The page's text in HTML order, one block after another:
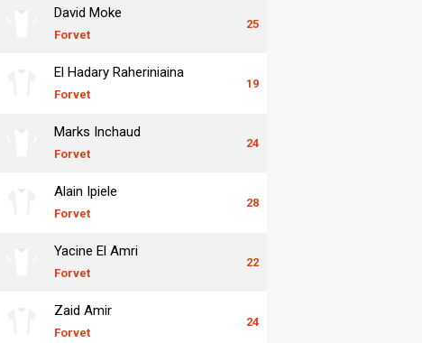
David Moke
Forvet
25
El Hadary Raheriniaina
Forvet
19
Marks Inchaud
Forvet
24
Alain Ipiele
Forvet
28
Yacine El Amri
Forvet
22
Zaid Amir
Forvet
24